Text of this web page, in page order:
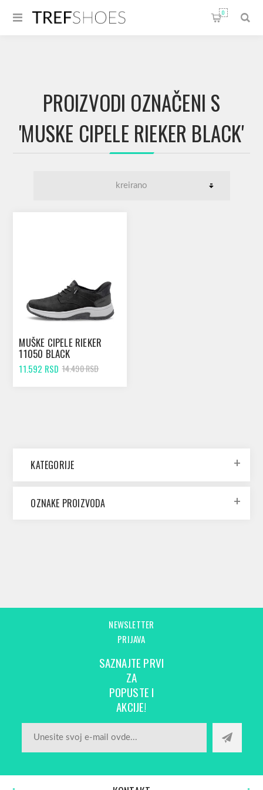
0
PROIZVODI OZNAČENI S
'MUSKE CIPELE RIEKER BLACK'
MUŠKE CIPELE RIEKER
11050 BLACK
11.592 RSD 14.490 RSD
KATEGORIJE
OZNAKE PROIZVODA
NEWSLETTER
PRIJAVA
SAZNAJTE PRVI
ZA
POPUSTE I
AKCIJE!